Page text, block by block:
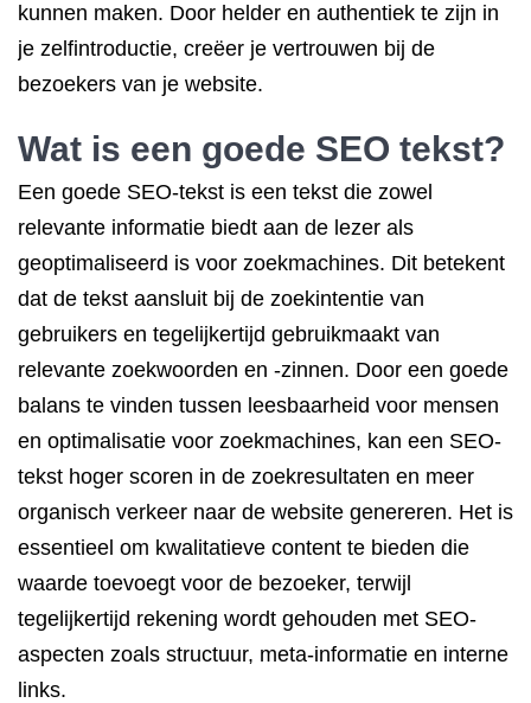
kunnen maken. Door helder en authentiek te zijn in
je zelfintroductie, creëer je vertrouwen bij de
bezoekers van je website.
Wat is een goede SEO tekst?
Een goede SEO-tekst is een tekst die zowel
relevante informatie biedt aan de lezer als
geoptimaliseerd is voor zoekmachines. Dit betekent
dat de tekst aansluit bij de zoekintentie van
gebruikers en tegelijkertijd gebruikmaakt van
relevante zoekwoorden en -zinnen. Door een goede
balans te vinden tussen leesbaarheid voor mensen
en optimalisatie voor zoekmachines, kan een SEO-
tekst hoger scoren in de zoekresultaten en meer
organisch verkeer naar de website genereren. Het is
essentieel om kwalitatieve content te bieden die
waarde toevoegt voor de bezoeker, terwijl
tegelijkertijd rekening wordt gehouden met SEO-
aspecten zoals structuur, meta-informatie en interne
links.